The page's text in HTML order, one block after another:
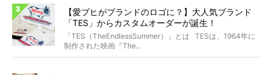
【愛ブヒがブランドのロゴに？】大人気ブランド
「TES」からカスタムオーダーが誕生！
「TES（TheEndlessSummer）」とは TESは、1964年に
制作された映画『The...